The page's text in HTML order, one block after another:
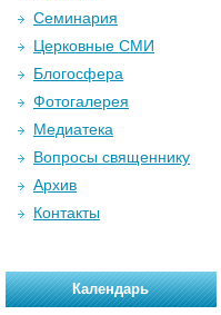
Семинария
Церковные СМИ
Блогосфера
Фотогалерея
Медиатека
Вопросы священнику
Архив
Контакты
Календарь